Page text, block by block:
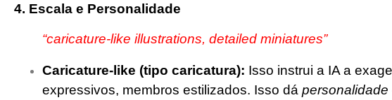
4. Escala e Personalidade
“caricature-like illustrations, detailed miniatures”
Caricature-like (tipo caricatura): Isso instrui a IA a
expressivos, membros estilizados. Isso dá personalidade